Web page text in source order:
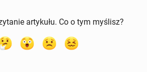
artykułu. Co o tym myślisz?